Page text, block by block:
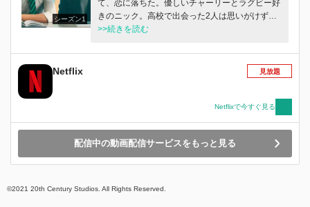
シーズン1
て、恋に落ちた。優しいチャーリーとラグビー好
きのニック。高校で出会った2人は思いがけず友
達となり、やがてお互いに恋心を抱くようになり
く友人達が直面するのは、自己発見と受容を巡る
経験したことのない感性の旅。本当の自分を追い
求めながら、お互いに支え合っていきます。
>>続きを読む
Netflix 見放題
Netflixで今すぐ見る
配信中の動画配信サービスをもっと見る
©2021 20th Century Studios. All Rights Reserved.